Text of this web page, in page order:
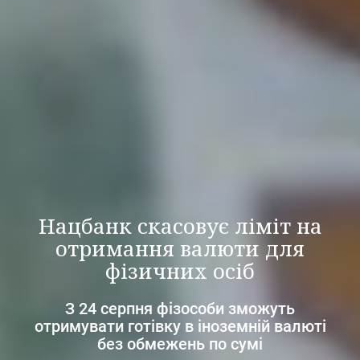
Нацбанк скасовує ліміт на
отримання валюти для
фізичних осіб
З 24 серпня фізособи зможуть
отримувати готівку в іноземній валюті
без обмежень по сумі